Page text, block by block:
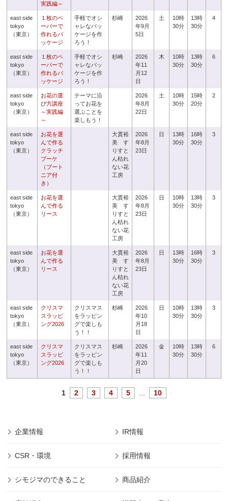
実践編～
east side
tokyo
（東京）
１枚のペ
ーパーで
作れるパ
ッケージ
手軽でオシ
ャレなパッ
ケージを作
ろう！
杉崎
2026
年9月
5日
土
10時
30分
13時
30分
4
east side
tokyo
（東京）
１枚のペ
ーパーで
作れるパ
ッケージ
手軽でオシ
ャレなパッ
ケージを作
ろう！
杉崎
2026
年11
月12
日
木
10時
30分
13時
30分
6
east side
tokyo
（東京）
お花の選
び方講座
～実践編
～
テーマに沿
ってお花を
選ぶことを
楽しもう！
2026
年8月
22日
土
10時
30分
15時
20分
2
east side
tokyo
（東京）
お花を選
んで作る
クラッチ
ブーケ
（ブート
ニア付
き）
大貫裕
美 す
りすと
ん枯れ
ない花
工房
2026
年8月
23日
日
13時
30分
16時
30分
3
east side
tokyo
（東京）
お花を選
んで作る
リース
大貫裕
美 す
りすと
ん枯れ
ない花
工房
2026
年8月
23日
日
10時
30分
13時
30分
3
east side
tokyo
（東京）
お花を選
んで作る
リース
大貫裕
美 す
りすと
ん枯れ
ない花
工房
2026
年8月
23日
日
13時
30分
16時
30分
3
east side
tokyo
（東京）
クリスマ
スラッピ
ング2026
クリスマス
をラッピン
グで楽しも
う！！
杉崎
2026
年10
月18
日
日
10時
30分
13時
30分
3
east side
tokyo
（東京）
クリスマ
スラッピ
ング2026
クリスマス
をラッピン
グで楽しも
う！！
杉崎
2026
年11
月20
日
金
10時
30分
13時
30分
6
1 2 3 4 5 10
企業情報 IR情報
CSR・環境 採用情報
シモジマのできること 商品紹介